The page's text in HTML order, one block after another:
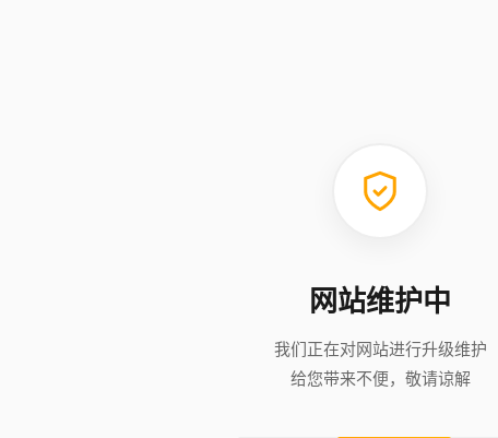
网站维护中
我们正在对网站进行升级维护
给您带来不便，敬请谅解